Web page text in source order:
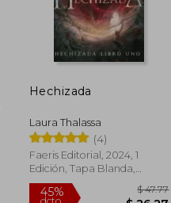
Hechizada
Laura Thalassa
(4)
Faeris Editorial, 2024, 1
Edición, Tapa Blanda,
Nuevo